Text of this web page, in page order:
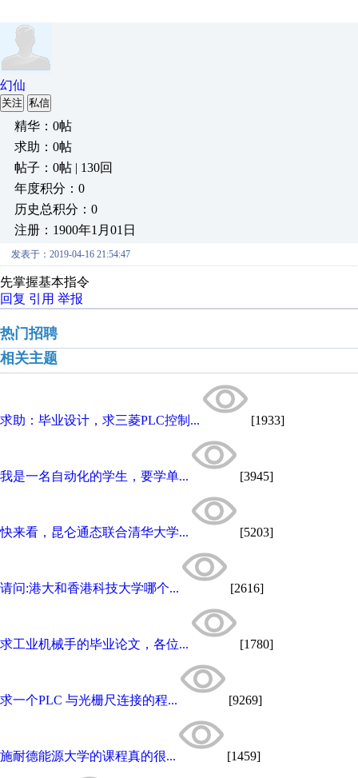
幻仙
关注 私信
精华：0帖
求助：0帖
帖子：0帖 | 130回
年度积分：0
历史总积分：0
注册：1900年1月01日
发表于：2019-04-16 21:54:47
先掌握基本指令
回复 引用 举报
热门招聘
相关主题
求助：毕业设计，求三菱PLC控制... [1933]
我是一名自动化的学生，要学单... [3945]
快来看，昆仑通态联合清华大学... [5203]
请问:港大和香港科技大学哪个... [2616]
求工业机械手的毕业论文，各位... [1780]
求一个PLC 与光栅尺连接的程... [9269]
施耐德能源大学的课程真的很... [1459]